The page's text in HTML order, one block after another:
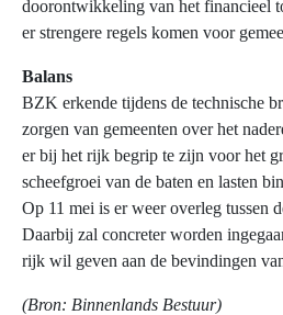
doorontwikkeling van het financieel
er strengere regels komen voor
Balans
BZK erkende tijdens de technische
zorgen van gemeenten over het
er bij het rijk begrip te zijn voor het
scheefgroei van de baten en lasten
Op 11 mei is er weer overleg tussen
Daarbij zal concreter worden
rijk wil geven aan de bevindingen
(Bron: Binnenlands Bestuur)